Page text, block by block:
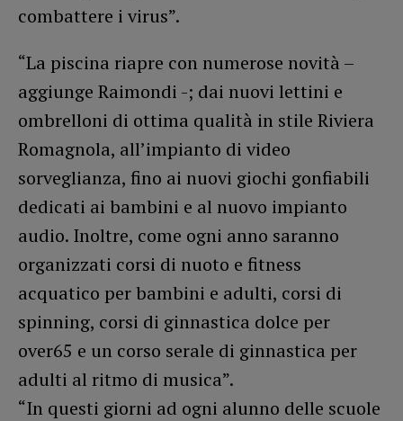
combattere i virus”.
“La piscina riapre con numerose novità –
aggiunge Raimondi -; dai nuovi lettini e
ombrelloni di ottima qualità in stile Riviera
Romagnola, all’impianto di video
sorveglianza, fino ai nuovi giochi gonfiabili
dedicati ai bambini e al nuovo impianto
audio. Inoltre, come ogni anno saranno
organizzati corsi di nuoto e fitness
acquatico per bambini e adulti, corsi di
spinning, corsi di ginnastica dolce per
over65 e un corso serale di ginnastica per
adulti al ritmo di musica”.
“In questi giorni ad ogni alunno delle scuole